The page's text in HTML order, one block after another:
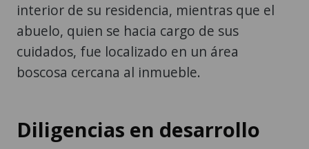
interior de su residencia, mientras que el
abuelo, quien se hacia cargo de sus
cuidados, fue localizado en un área
boscosa cercana al inmueble.
Diligencias en desarrollo